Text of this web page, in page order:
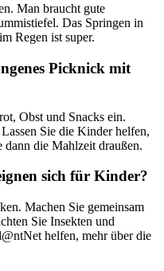
Man braucht gute
Das Springen in
Regen ist super.
Picknick mit
Obst und Snacks ein.
Sie die Kinder helfen,
dann die Mahlzeit draußen.
sich für Kinder?
Machen Sie gemeinsam
Sie Insekten und
helfen, mehr über die